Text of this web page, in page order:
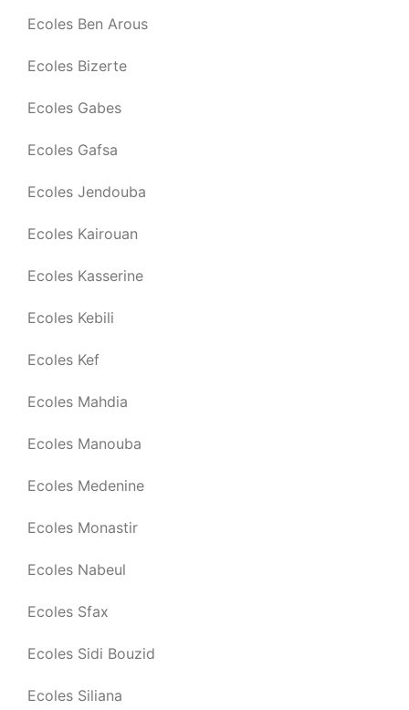
Ecoles Ben Arous
Ecoles Bizerte
Ecoles Gabes
Ecoles Gafsa
Ecoles Jendouba
Ecoles Kairouan
Ecoles Kasserine
Ecoles Kebili
Ecoles Kef
Ecoles Mahdia
Ecoles Manouba
Ecoles Medenine
Ecoles Monastir
Ecoles Nabeul
Ecoles Sfax
Ecoles Sidi Bouzid
Ecoles Siliana